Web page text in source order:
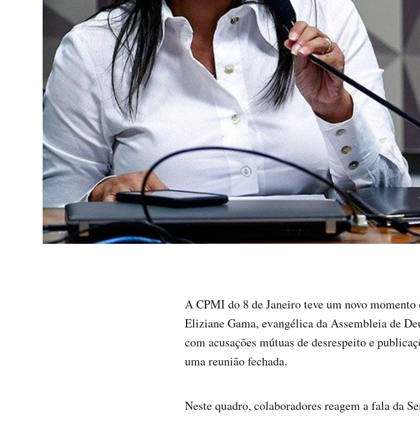
A CPMI do 8 de Janeiro teve um novo momento
Eliziane Gama, evangélica da Assembleia de
com acusações mútuas de desrespeito e
uma reunião fechada.
Neste quadro, colaboradores reagem a fala da